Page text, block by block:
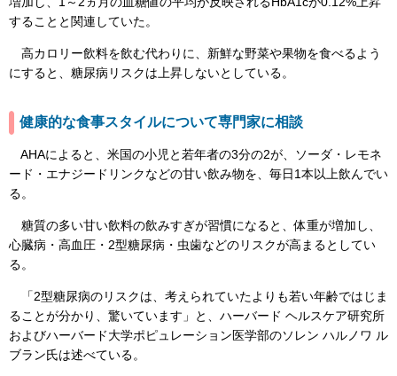
することと関連していた。
高カロリー飲料を飲む代わりに、新鮮な野菜や果物を食べるよう
にすると、糖尿病リスクは上昇しないとしている。
健康的な食事スタイルについて専門家に相談
AHAによると、米国の小児と若年者の3分の2が、ソーダ・レモネ
ード・エナジードリンクなどの甘い飲み物を、毎日1本以上飲んでい
る。
糖質の多い甘い飲料の飲みすぎが習慣になると、体重が増加し、
心臓病・高血圧・2型糖尿病・虫歯などのリスクが高まるとしてい
る。
「2型糖尿病のリスクは、考えられていたよりも若い年齢ではじま
ることが分かり、驚いています」と、ハーバード ヘルスケア研究所
およびハーバード大学ポピュレーション医学部のソレン ハルノワ ル
ブラン氏は述べている。